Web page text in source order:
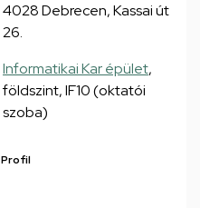
4028 Debrecen, Kassai út
26.
Informatikai Kar épület,
földszint, IF10 (oktatói
szoba)
Profil